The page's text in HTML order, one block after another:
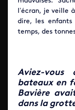
l’écran, je veille
dire, les enfants
temps, des
Aviez-
bateaux en
Bavière
dans la